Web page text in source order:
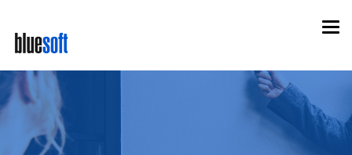
main
content